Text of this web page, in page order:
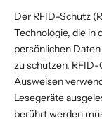
Der RFID-Schutz
Technologie, die in
persönlichen
zu schützen.
Ausweisen
Lesegeräte
berührt werden